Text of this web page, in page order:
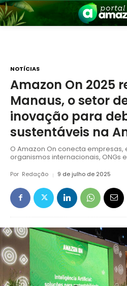
Amazônia
NOTÍCIAS
Amazon On 2025
Manaus, o setor
inovação para
sustentáveis na
O Amazon On conecta
organismos internacionais, ONGs
Por Redação 9 de julho de 2025